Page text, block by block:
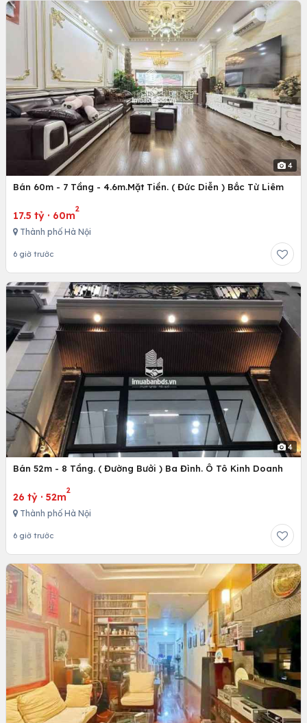
4
Bán 60m - 7 Tầng - 4.6m.Mặt Tiền. ( Đức Diễn ) Bắc Từ Liêm
17.5 tỷ · 60m
2
Thành phố Hà Nội
6 giờ trước
4
Bán 52m - 8 Tầng. ( Đường Bưởi ) Ba Đình. Ô Tô Kinh Doanh
26 tỷ · 52m
2
Thành phố Hà Nội
6 giờ trước